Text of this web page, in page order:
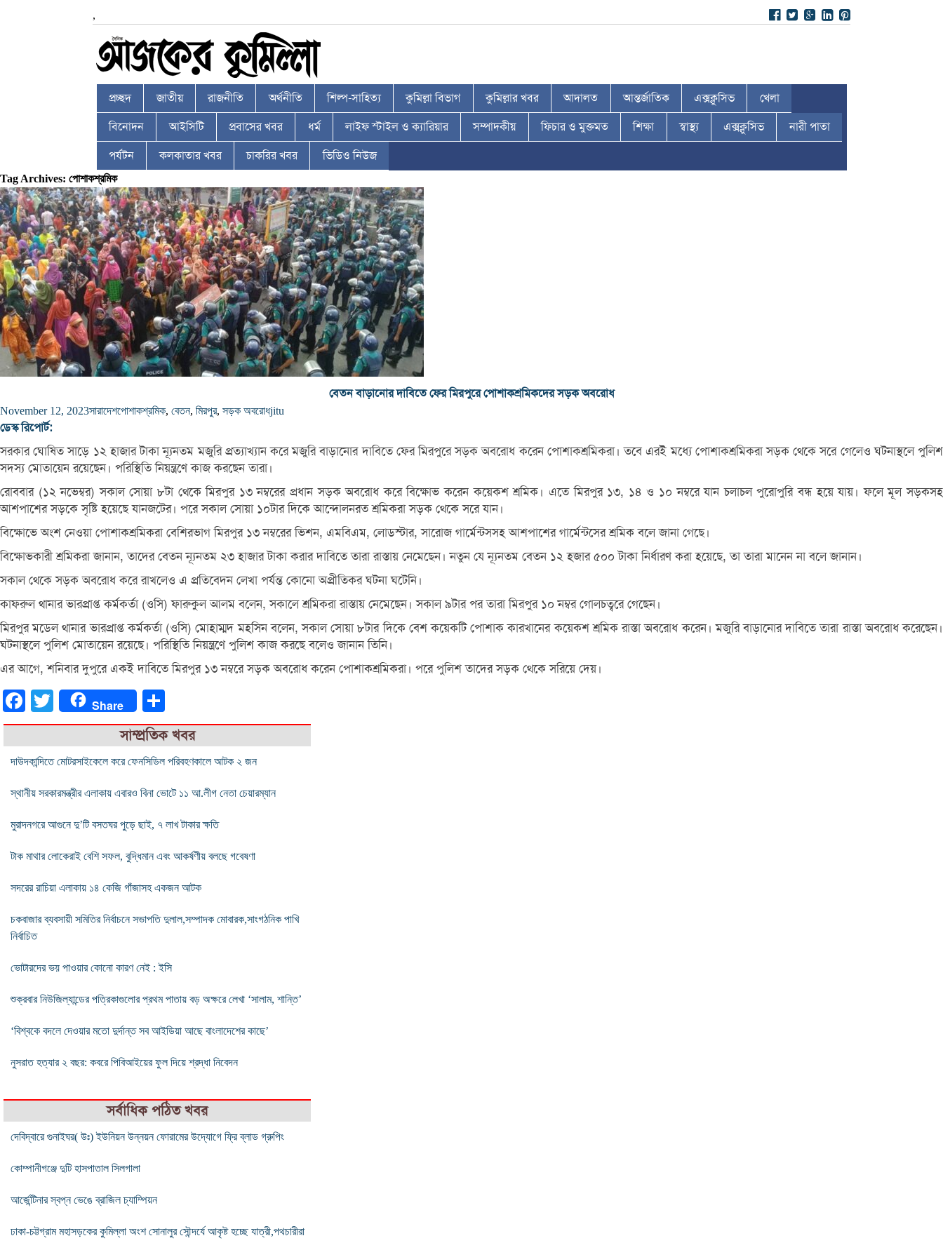
,
প্রচ্ছদ জাতীয় রাজনীতি অর্থনীতি শিল্প-সাহিত্য কুমিল্লা বিভাগ কুমিল্লার খবর আদালত আন্তর্জাতিক এক্সক্লুসিভ খেলা
বিনোদন আইসিটি প্রবাসের খবর ধর্ম লাইফ স্টাইল ও ক্যারিয়ার সম্পাদকীয় ফিচার ও মুক্তমত শিক্ষা স্বাস্থ্য এক্সক্লুসিভ নারী পাতা
পর্যটন কলকাতার খবর চাকরির খবর ভিডিও নিউজ
Tag Archives: পোশাকশ্রমিক
বেতন বাড়ানোর দাবিতে ফের মিরপুরে পোশাকশ্রমিকদের সড়ক অবরোধ
November 12, 2023সারাদেশপোশাকশ্রমিক, বেতন, মিরপুর, সড়ক অবরোধjitu
ডেস্ক রিপোর্ট:
সরকার ঘোষিত সাড়ে ১২ হাজার টাকা ন্যূনতম মজুরি প্রত্যাখ্যান করে মজুরি বাড়ানোর দাবিতে ফের মিরপুরে সড়ক অবরোধ করেন পোশাকশ্রমিকরা। তবে এরই মধ্যে পোশাকশ্রমিকরা সড়ক থেকে সরে গেলেও ঘটনাস্থলে পুলিশ
সদস্য মোতায়েন রয়েছেন। পরিস্থিতি নিয়ন্ত্রণে কাজ করছেন তারা।
রোববার (১২ নভেম্বর) সকাল সোয়া ৮টা থেকে মিরপুর ১৩ নম্বরের প্রধান সড়ক অবরোধ করে বিক্ষোভ করেন কয়েকশ শ্রমিক। এতে মিরপুর ১৩, ১৪ ও ১০ নম্বরে যান চলাচল পুরোপুরি বন্ধ হয়ে যায়। ফলে মূল সড়কসহ
আশপাশের সড়কে সৃষ্টি হয়েছে যানজটের। পরে সকাল সোয়া ১০টার দিকে আন্দোলনরত শ্রমিকরা সড়ক থেকে সরে যান।
বিক্ষোভে অংশ নেওয়া পোশাকশ্রমিকরা বেশিরভাগ মিরপুর ১৩ নম্বরের ভিশন, এমবিএম, লোডস্টার, সারোজ গার্মেন্টসসহ আশপাশের গার্মেন্টসের শ্রমিক বলে জানা গেছে।
বিক্ষোভকারী শ্রমিকরা জানান, তাদের বেতন ন্যূনতম ২৩ হাজার টাকা করার দাবিতে তারা রাস্তায় নেমেছেন। নতুন যে ন্যূনতম বেতন ১২ হজার ৫০০ টাকা নির্ধারণ করা হয়েছে, তা তারা মানেন না বলে জানান।
সকাল থেকে সড়ক অবরোধ করে রাখলেও এ প্রতিবেদন লেখা পর্যন্ত কোনো অপ্রীতিকর ঘটনা ঘটেনি।
কাফরুল থানার ভারপ্রাপ্ত কর্মকর্তা (ওসি) ফারুকুল আলম বলেন, সকালে শ্রমিকরা রাস্তায় নেমেছেন। সকাল ৯টার পর তারা মিরপুর ১০ নম্বর গোলচত্বরে গেছেন।
মিরপুর মডেল থানার ভারপ্রাপ্ত কর্মকর্তা (ওসি) মোহাম্মদ মহসিন বলেন, সকাল সোয়া ৮টার দিকে বেশ কয়েকটি পোশাক কারখানের কয়েকশ শ্রমিক রাস্তা অবরোধ করেন। মজুরি বাড়ানোর দাবিতে তারা রাস্তা অবরোধ করেছেন।
ঘটনাস্থলে পুলিশ মোতায়েন রয়েছে। পরিস্থিতি নিয়ন্ত্রণে পুলিশ কাজ করছে বলেও জানান তিনি।
এর আগে, শনিবার দুপুরে একই দাবিতে মিরপুর ১৩ নম্বরে সড়ক অবরোধ করেন পোশাকশ্রমিকরা। পরে পুলিশ তাদের সড়ক থেকে সরিয়ে দেয়।
FacebookTwitter Share
সাম্প্রতিক খবর
দাউদকান্দিতে মোটরসাইকেলে করে ফেনসিডিল পরিবহণকালে আটক ২ জন
স্থানীয় সরকারমন্ত্রীর এলাকায় এবারও বিনা ভোটে ১১ আ.লীগ নেতা চেয়ারম্যান
মুরাদনগরে আগুনে দু’টি বসতঘর পুড়ে ছাই, ৭ লাখ টাকার ক্ষতি
টাক মাথার লোকেরাই বেশি সফল, বুদ্ধিমান এবং আকর্ষণীয় বলছে গবেষণা
সদরের রাচিয়া এলাকায় ১৪ কেজি গাঁজাসহ একজন আটক
চকবাজার ব্যবসায়ী সমিতির নির্বাচনে সভাপতি দুলাল,সম্পাদক মোবারক,সাংগঠনিক পাখি
নির্বাচিত
ভোটারদের ভয় পাওয়ার কোনো কারণ নেই : ইসি
শুক্রবার নিউজিল্যান্ডের পত্রিকাগুলোর প্রথম পাতায় বড় অক্ষরে লেখা ‘সালাম, শান্তি’
‘বিশ্বকে বদলে দেওয়ার মতো দুর্দান্ত সব আইডিয়া আছে বাংলাদেশের কাছে’
নুসরাত হত্যার ২ বছর: কবরে পিবিআইয়ের ফুল দিয়ে শ্রদ্ধা নিবেদন
সর্বাধিক পঠিত খবর
দেবিদ্বারে গুনাইঘর( উঃ) ইউনিয়ন উন্নয়ন ফোরামের উদ্যোগে ফ্রি ব্লাড গ্রুপিং
কোম্পানীগঞ্জে দুটি হাসপাতাল সিলগালা
আর্জেন্টিনার স্বপ্ন ভেঙে ব্রাজিল চ্যাম্পিয়ন
ঢাকা-চট্টগ্রাম মহাসড়কের কুমিল্লা অংশ সোনালুর সৌন্দর্যে আকৃষ্ট হচ্ছে যাত্রী,পথচারীরা